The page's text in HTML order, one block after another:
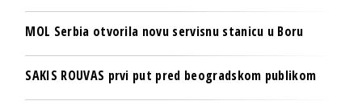
MOL Serbia otvorila novu servisnu stanicu u Boru
SAKIS ROUVAS prvi put pred beogradskom publikom